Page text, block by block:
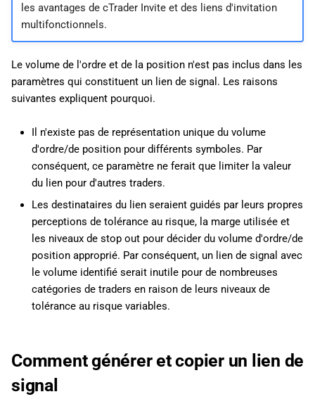
les avantages de cTrader Invite et des liens d'invitation
multifonctionnels.
Le volume de l'ordre et de la position n'est pas inclus dans les
paramètres qui constituent un lien de signal. Les raisons
suivantes expliquent pourquoi.
Il n'existe pas de représentation unique du volume
d'ordre/de position pour différents symboles. Par
conséquent, ce paramètre ne ferait que limiter la valeur
du lien pour d'autres traders.
Les destinataires du lien seraient guidés par leurs propres
perceptions de tolérance au risque, la marge utilisée et
les niveaux de stop out pour décider du volume d'ordre/de
position approprié. Par conséquent, un lien de signal avec
le volume identifié serait inutile pour de nombreuses
catégories de traders en raison de leurs niveaux de
tolérance au risque variables.
Comment générer et copier un lien de
signal